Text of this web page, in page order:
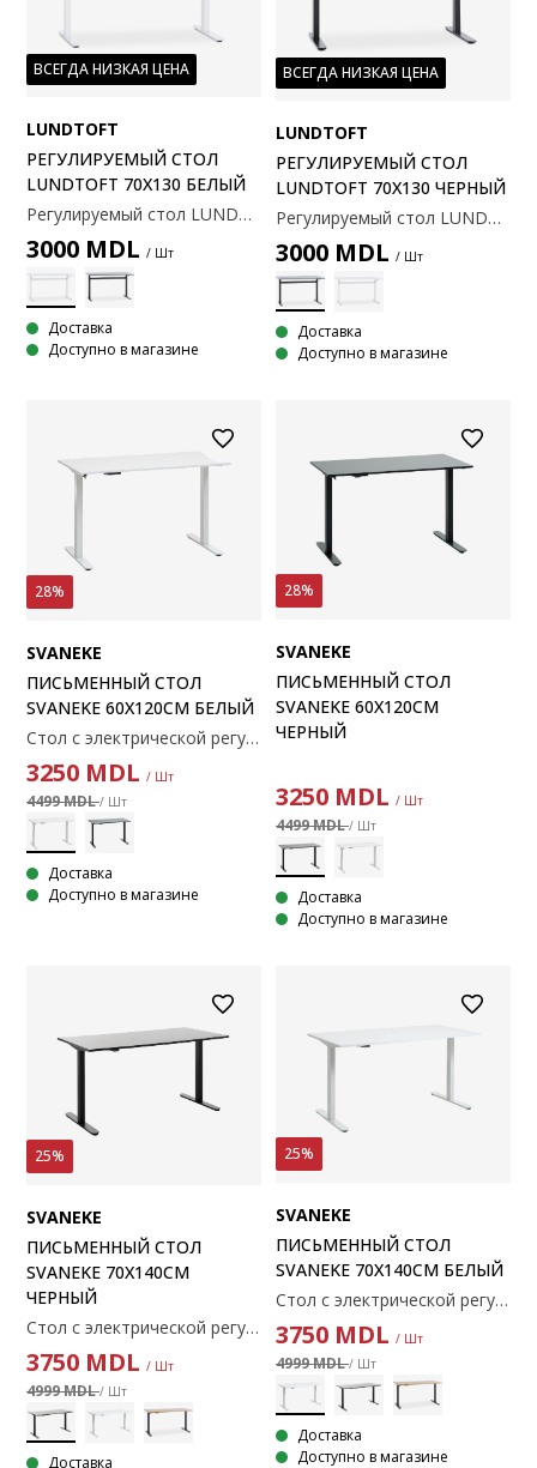
ВСЕГДА НИЗКАЯ ЦЕНА
LUNDTOFT
РЕГУЛИРУЕМЫЙ СТОЛ
LUNDTOFT 70X130 БЕЛЫЙ
Регулируемый стол LUNDTOFT — это компактное и универсальное рабочее пространство. Вы можете легко отрегулировать высоту стола под положение сидя или стоя с помощью бесшумного энергосберегающего газового подъемника. Практичные колесики позволяют свободно перемещать стол и устанавливать его в любом удобном месте. Стол имеет минималистичный дизайн и белый цвет, который подойдет к любому стилю интерьера. 70x130x71-117 см
3000 MDL / Шт
Доставка
Доступно в магазине
ВСЕГДА НИЗКАЯ ЦЕНА
LUNDTOFT
РЕГУЛИРУЕМЫЙ СТОЛ
LUNDTOFT 70X130 ЧЕРНЫЙ
Регулируемый стол LUNDTOFT — это компактное и универсальное рабочее пространство. Вы можете легко отрегулировать высоту стола под положение сидя или стоя, используя бесшумный энергосберегающий газовый подъемник. Практичные колесики позволяют свободно перемещать стол и размещать его где угодно. Стол имеет минималистичный дизайн и черный цвет, который подойдет к любому стилю интерьера. 70x130x71-117 см
3000 MDL / Шт
Доставка
Доступно в магазине
28%
SVANEKE
ПИСЬМЕННЫЙ СТОЛ
SVANEKE 60X120СМ БЕЛЫЙ
Стол с электрической регулировкой высоты, отделанный декоративным шпоном и сталью. Размеры: 60x120x70-119 см.
3250 MDL / Шт
4499 MDL/ Шт
Доставка
Доступно в магазине
28%
SVANEKE
ПИСЬМЕННЫЙ СТОЛ
SVANEKE 60X120СМ
ЧЕРНЫЙ
3250 MDL / Шт
4499 MDL/ Шт
Доставка
Доступно в магазине
25%
SVANEKE
ПИСЬМЕННЫЙ СТОЛ
SVANEKE 70X140СМ
ЧЕРНЫЙ
Стол с электрической регулировкой высоты, отделанный декоративным шпоном и сталью. 70x140x70-119 см
3750 MDL / Шт
4999 MDL/ Шт
Доставка
25%
SVANEKE
ПИСЬМЕННЫЙ СТОЛ
SVANEKE 70X140СМ БЕЛЫЙ
Стол с электрической регулировкой высоты, отделанный декоративным шпоном и сталью. 70x140x70-119 см
3750 MDL / Шт
4999 MDL/ Шт
Доставка
Доступно в магазине